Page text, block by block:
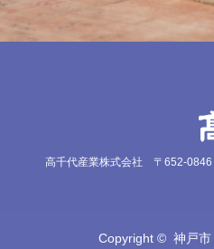
高千代産業株式会社 〒652-
Copyright © 神戸